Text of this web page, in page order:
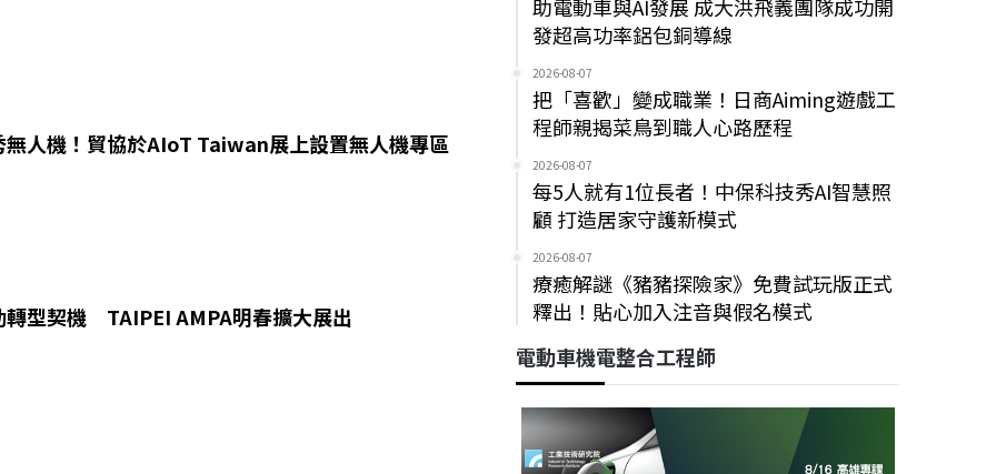
無人機！貿協於AIoT Taiwan展上設置無人機專區
轉型契機 TAIPEI AMPA明春擴大展出
助電動車與AI發展 成大洪飛義團隊成功開
發超高功率鋁包銅導線
2026-08-07
把「喜歡」變成職業！日商Aiming遊戲工
程師親揭菜鳥到職人心路歷程
2026-08-07
每5人就有1位長者！中保科技秀AI智慧照
顧 打造居家守護新模式
2026-08-07
療癒解謎《豬豬探險家》免費試玩版正式
釋出！貼心加入注音與假名模式
電動車機電整合工程師